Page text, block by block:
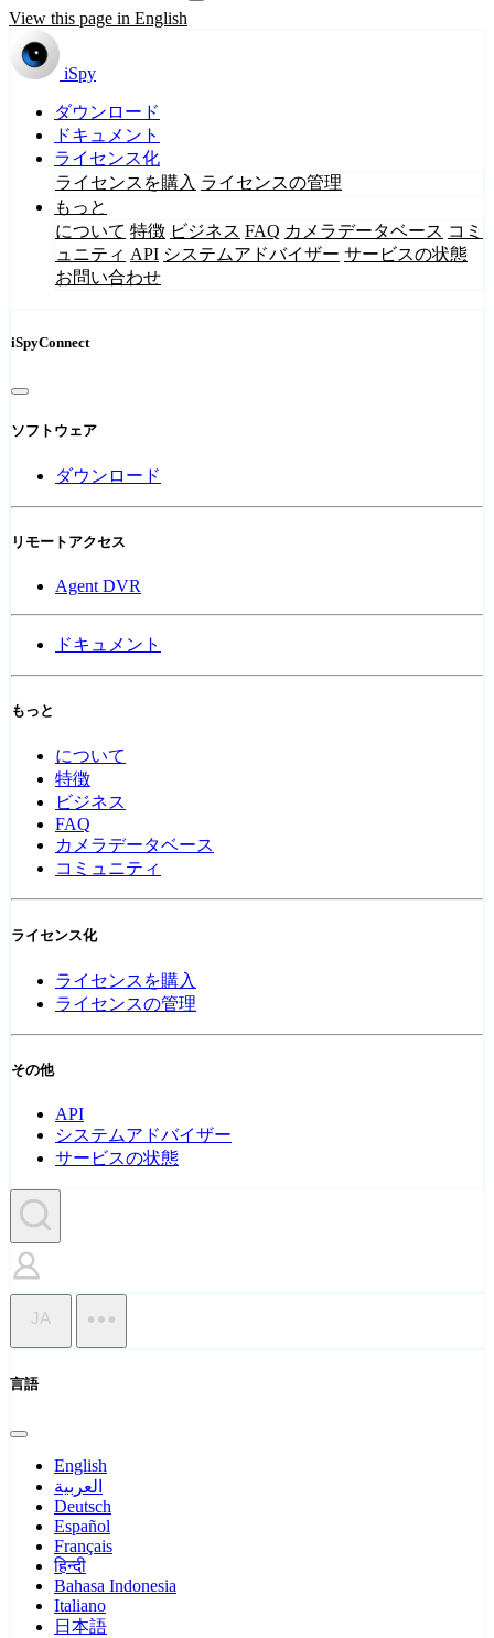
View this page in English
iSpy
ダウンロード
ドキュメント
ライセンス化
ライセンスを購入 ライセンスの管理
もっと
について 特徴 ビジネス FAQ カメラデータベース コミ
ュニティ API システムアドバイザー サービスの状態
お問い合わせ
iSpyConnect
ソフトウェア
ダウンロード
リモートアクセス
Agent DVR
ドキュメント
もっと
について
特徴
ビジネス
FAQ
カメラデータベース
コミュニティ
ライセンス化
ライセンスを購入
ライセンスの管理
その他
API
システムアドバイザー
サービスの状態
JA
言語
English
العربية
Deutsch
Español
Français
हिन्दी
Bahasa Indonesia
Italiano
日本語